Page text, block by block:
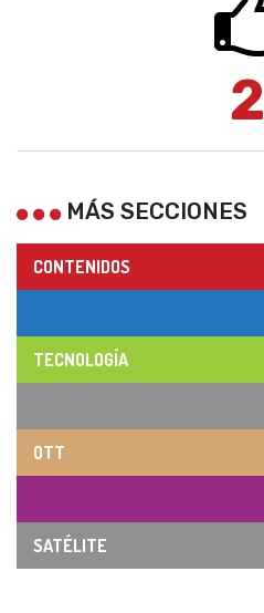
2
MÁS SECCIONES
CONTENIDOS
TECNOLOGÍA
OTT
SATÉLITE